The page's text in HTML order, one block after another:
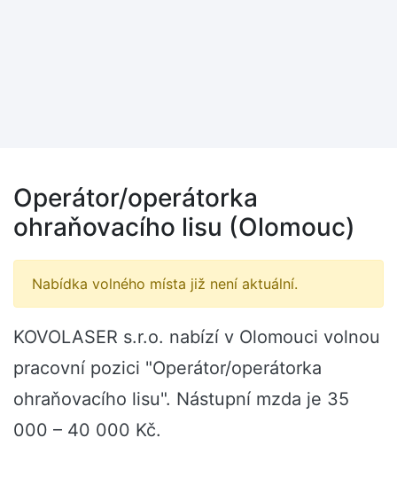
Operátor/operátorka
ohraňovacího lisu (Olomouc)
Nabídka volného místa již není aktuální.
KOVOLASER s.r.o. nabízí v Olomouci volnou
pracovní pozici "Operátor/operátorka
ohraňovacího lisu". Nástupní mzda je 35
000 – 40 000 Kč.